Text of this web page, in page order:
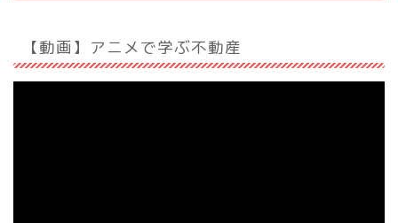
【動画】アニメで学ぶ不動産